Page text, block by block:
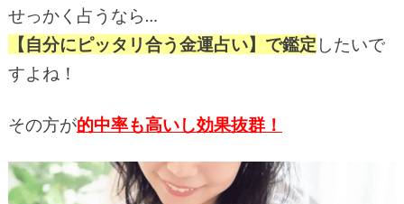
せっかく占うなら…
【自分にピッタリ合う金運占い】で鑑定 したいで
すよね！
その方が的中率も高いし効果抜群！